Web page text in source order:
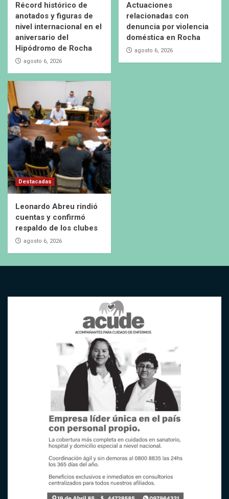
Récord histórico de
anotados y figuras de
nivel internacional en el
aniversario del
Hipódromo de Rocha
agosto 6, 2026
Actuaciones
relacionadas con
denuncia por violencia
doméstica en Rocha
agosto 6, 2026
Destacadas
Leonardo Abreu rindió
cuentas y confirmó
respaldo de los clubes
agosto 6, 2026